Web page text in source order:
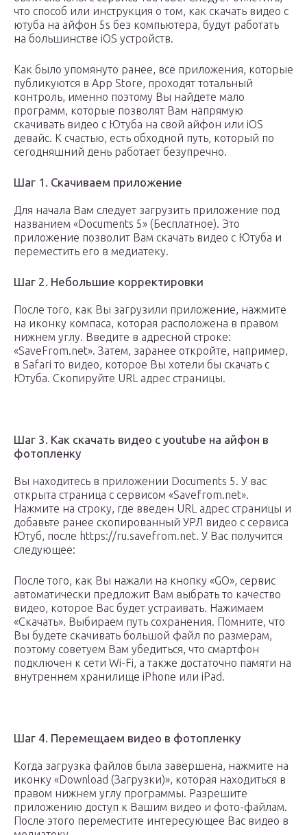
что способ или инструкция о том, как скачать видео с
ютуба на айфон 5s без компьютера, будут работать
на большинстве iOS устройств.
Как было упомянуто ранее, все приложения, которые
публикуются в App Store, проходят тотальный
контроль, именно поэтому Вы найдете мало
программ, которые позволят Вам напрямую
скачивать видео с Ютуба на свой айфон или iOS
девайс. К счастью, есть обходной путь, который по
сегодняшний день работает безупречно.
Шаг 1. Скачиваем приложение
Для начала Вам следует загрузить приложение под
названием «Documents 5» (Бесплатное). Это
приложение позволит Вам скачать видео с Ютуба и
переместить его в медиатеку.
Шаг 2. Небольшие корректировки
После того, как Вы загрузили приложение, нажмите
на иконку компаса, которая расположена в правом
нижнем углу. Введите в адресной строке:
«SaveFrom.net». Затем, заранее откройте, например,
в Safari то видео, которое Вы хотели бы скачать с
Ютуба. Скопируйте URL адрес страницы.
Шаг 3. Как скачать видео с youtube на айфон в
фотопленку
Вы находитесь в приложении Documents 5. У вас
открыта страница с сервисом «Savefrom.net».
Нажмите на строку, где введен URL адрес страницы и
добавьте ранее скопированный УРЛ видео с сервиса
Ютуб, после https://ru.savefrom.net. У Вас получится
следующее:
После того, как Вы нажали на кнопку «GO», сервис
автоматически предложит Вам выбрать то качество
видео, которое Вас будет устраивать. Нажимаем
«Скачать». Выбираем путь сохранения. Помните, что
Вы будете скачивать большой файл по размерам,
поэтому советуем Вам убедиться, что смартфон
подключен к сети Wi-Fi, а также достаточно памяти на
внутреннем хранилище iPhone или iPad.
Шаг 4. Перемещаем видео в фотопленку
Когда загрузка файлов была завершена, нажмите на
иконку «Download (Загрузки)», которая находиться в
правом нижнем углу программы. Разрешите
приложению доступ к Вашим видео и фото-файлам.
После этого переместите интересующее Вас видео в